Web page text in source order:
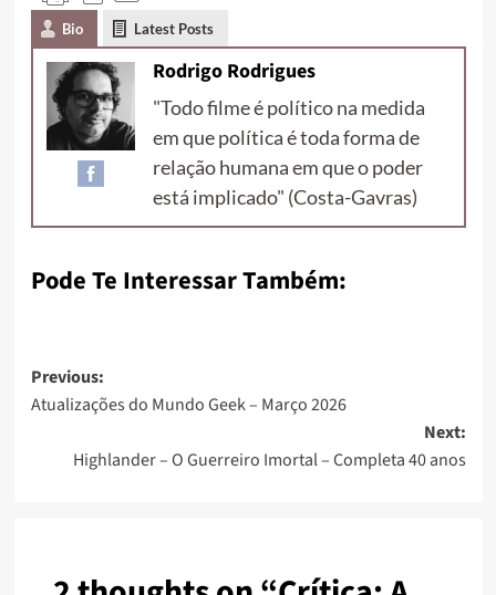
Bio Latest Posts
Rodrigo Rodrigues
"Todo filme é político na medida
em que política é toda forma de
relação humana em que o poder
está implicado" (Costa-Gavras)
Pode Te Interessar Também:
Previous:
Atualizações do Mundo Geek – Março 2026
Next:
Highlander – O Guerreiro Imortal – Completa 40 anos